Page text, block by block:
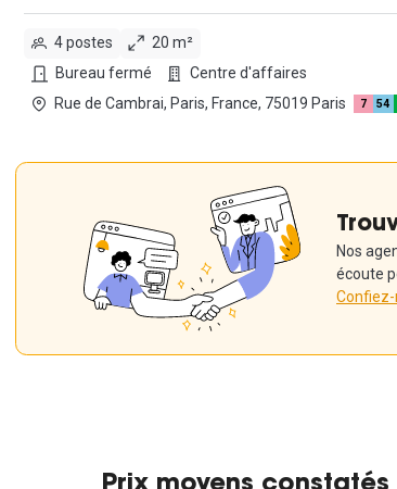
4 postes
20 m²
Bureau fermé
Centre d'affaires
Rue de Cambrai, Paris, France, 75019 Paris
7 54
Nos
écoute